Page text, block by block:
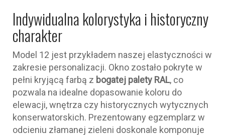
Indywidualna kolorystyka i historyczny
charakter
Model 12 jest przykładem naszej elastyczności w
zakresie personalizacji. Okno zostało pokryte w
pełni kryjącą farbą z bogatej palety RAL, co
pozwala na idealne dopasowanie koloru do
elewacji, wnętrza czy historycznych wytycznych
konserwatorskich. Prezentowany egzemplarz w
odcieniu złamanej zieleni doskonale komponuje